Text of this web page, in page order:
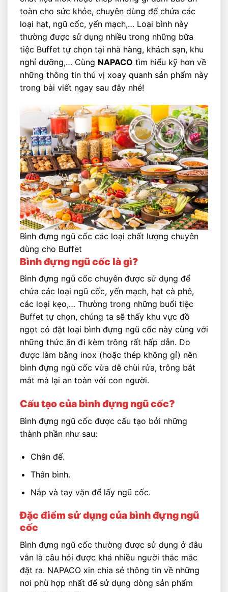
toàn cho sức khỏe, chuyên dùng để chứa các
loại hạt, ngũ cốc, yến mạch,… Loại bình này
thường được sử dụng nhiều trong những bữa
tiệc Buffet tự chọn tại nhà hàng, khách sạn, khu
nghỉ dưỡng,… Cùng NAPACO tìm hiểu kỹ hơn về
những thông tin thú vị xoay quanh sản phẩm này
trong bài viết ngay sau đây nhé!
Bình đựng ngũ cốc các loại chất lượng chuyên
dùng cho Buffet
Bình đựng ngũ cốc là gì?
Bình đựng ngũ cốc chuyên được sử dụng để
chứa các loại ngũ cốc, yến mạch, hạt cà phê,
các loại kẹo,… Thường trong những buổi tiệc
Buffet tự chọn, chúng ta sẽ thấy khu vực đồ
ngọt có đặt loại bình đựng ngũ cốc này cùng với
những thức ăn đi kèm trông rất hấp dẫn. Do
được làm bằng inox (hoặc thép không gỉ) nên
bình đựng ngũ cốc vừa dễ chùi rửa, trông bắt
mắt mà lại an toàn với con người.
Cấu tạo của bình đựng ngũ cốc?
Bình đựng ngũ cốc được cấu tạo bởi những
thành phần như sau:
Chân đế.
Thân bình.
Nắp và tay vặn để lấy ngũ cốc.
Đặc điểm sử dụng của bình đựng ngũ
cốc
Bình đựng ngũ cốc thường được sử dụng ở đâu
vẫn là câu hỏi được khá nhiều người thắc mắc
đặt ra. NAPACO xin chia sẻ thông tin về những
nơi phù hợp nhất để sử dụng dòng sản phẩm